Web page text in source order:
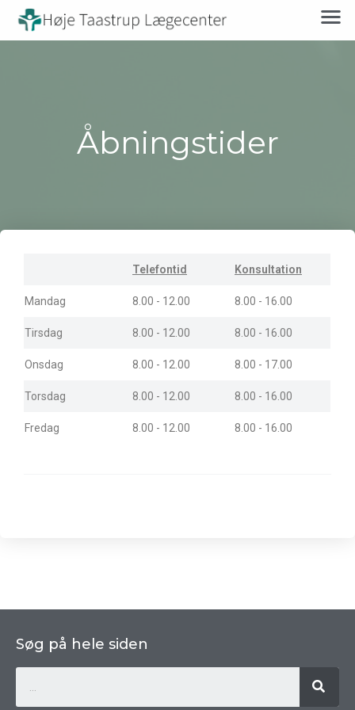
Åbningstider
Telefontid Konsultation
Mandag 8.00 - 12.00 8.00 - 16.00
Tirsdag 8.00 - 12.00 8.00 - 16.00
Onsdag 8.00 - 12.00 8.00 - 17.00
Torsdag 8.00 - 12.00 8.00 - 16.00
Fredag 8.00 - 12.00 8.00 - 16.00
Søg på hele siden